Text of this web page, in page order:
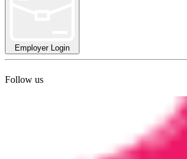
Employer Login
Follow us